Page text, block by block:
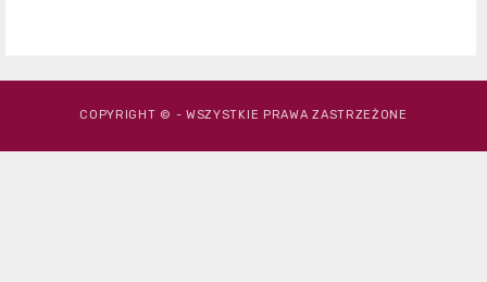
COPYRIGHT © - WSZYSTKIE PRAWA ZASTRZEŻONE